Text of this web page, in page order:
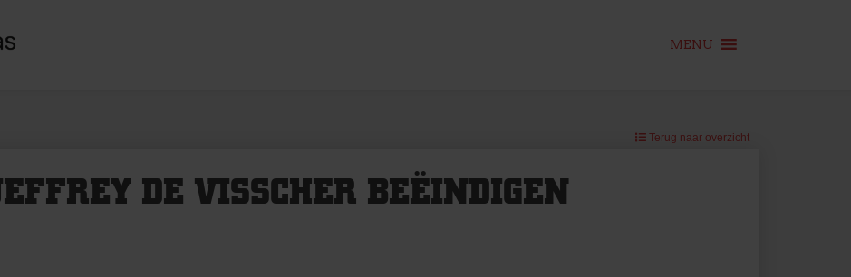
MENU
Terug naar overzicht
DE VISSCHER BEËINDIGEN